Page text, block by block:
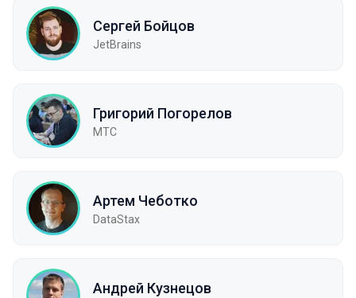
Сергей Бойцов
JetBrains
Григорий Погорелов
MTC
Артем Чеботко
DataStax
Андрей Кузнецов